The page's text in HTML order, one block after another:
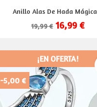
Anillo Alas De Hada
19,99 € 16,99 €
¡EN OFERTA!
-5,00 €